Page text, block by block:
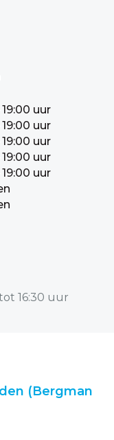
uur
uur
uur
uur
uur
16:30 uur
(Bergman